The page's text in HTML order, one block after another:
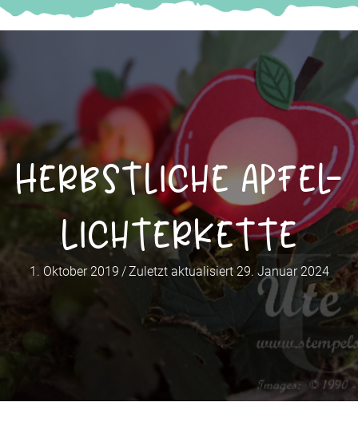
Herbstliche Apfel-
Lichterkette
1. Oktober 2019 / Zuletzt aktualisiert 29. Januar 2024